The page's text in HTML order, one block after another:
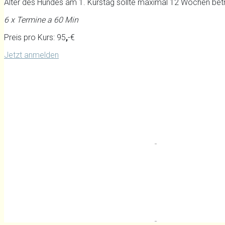
Alter des Hundes am 1. Kurstag sollte maximal 12 Wochen
6 x Termine a 60 Min
Preis pro Kurs: 95,-€
Jetzt anmelden